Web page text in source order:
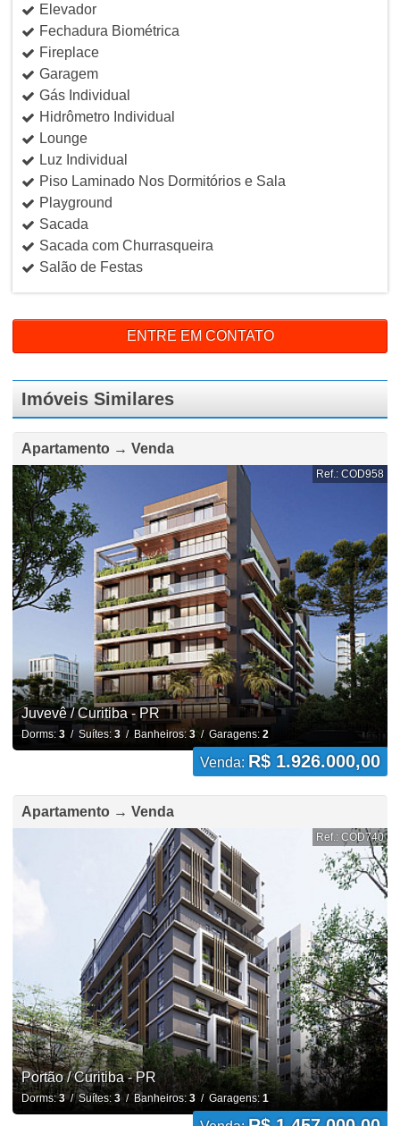
Elevador
Fechadura Biométrica
Fireplace
Garagem
Gás Individual
Hidrômetro Individual
Lounge
Luz Individual
Piso Laminado Nos Dormitórios e Sala
Playground
Sacada
Sacada com Churrasqueira
Salão de Festas
ENTRE EM CONTATO
Imóveis Similares
Apartamento → Venda
Ref.: COD958
Juvevê / Curitiba - PR
Dorms: 3/ Suítes: 3/ Banheiros: 3/ Garagens: 2
Venda: R$ 1.926.000,00
Apartamento → Venda
Ref.: COD740
Portão / Curitiba - PR
Dorms:3/ Suítes: 3/ Banheiros:3/ Garagens: 1